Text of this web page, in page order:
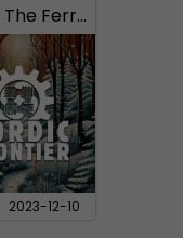
The Ferryman’s Toll
2023-12-10